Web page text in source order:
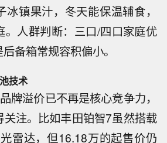
镇果汁，冬天能保温辅食，
。人群判断：三口/四口家庭优
备箱常规容积偏小。
技术
牌溢价已不再是核心竞争力，
注。比如丰田铂智7虽然搭载
雷达，但16.18万的起售价仍